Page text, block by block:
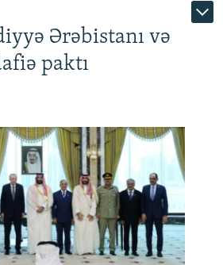
Ərəbistanı və
paktı